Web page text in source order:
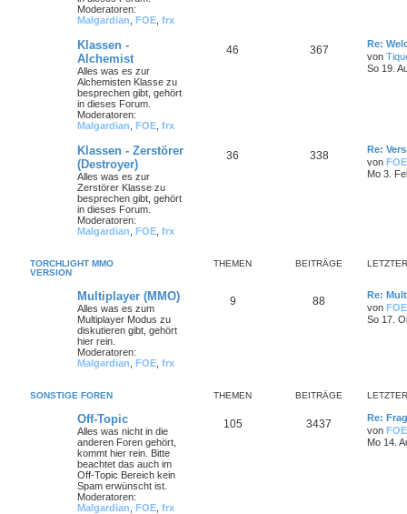
Moderatoren:
Malgardian FOE frx
Klassen -
Alchemist
Alles was es zur
Alchemisten Klasse zu
besprechen gibt, gehört
in dieses Forum.
Moderatoren:
Malgardian FOE frx
46 367
Re:
von
So 19.
Klassen - Zerstörer
(Destroyer)
Alles was es zur
Zerstörer Klasse zu
besprechen gibt, gehört
in dieses Forum.
Moderatoren:
Malgardian FOE frx
36 338
Re:
von FOE
Mo 3.
TORCHLIGHT MMO
VERSION
THEMEN BEITRÄGE
Multiplayer (MMO)
Alles was es zum
Multiplayer Modus zu
diskutieren gibt, gehört
hier rein.
Moderatoren:
Malgardian FOE frx
9 88
Re:
von FOE
So 17.
SONSTIGE FOREN THEMEN BEITRÄGE
Off-Topic
Alles was nicht in die
anderen Foren gehört,
kommt hier rein. Bitte
beachtet das auch im
Off-Topic Bereich kein
Spam erwünscht ist.
Moderatoren:
Malgardian FOE frx
105 3437
Re:
von FOE
Mo 14.